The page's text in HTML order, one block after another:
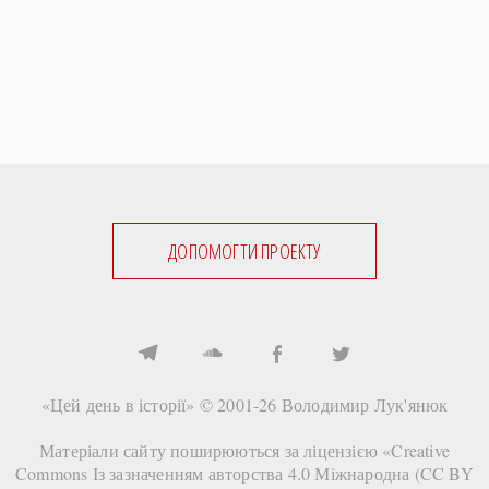
ДОПОМОГТИ ПРОЕКТУ
«Цей день в історії» © 2001-26 Володимир Лук'янюк
Матеріали сайту поширюються за ліцензією «Creative
Commons Із зазначенням авторства 4.0 Міжнародна (CC BY